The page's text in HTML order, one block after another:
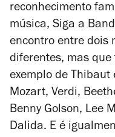
reconhecimento
música, Siga a
encontro entre dois
diferentes, mas
exemplo de Thibaut
Mozart, Verdi,
Benny Golson, Lee
Dalida. E é